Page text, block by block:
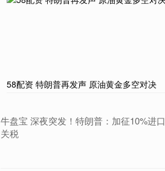
58配资 特朗普再发声 原油黄金多空对决
牛盘宝 深夜突发！特朗普：加征10%进口
关税